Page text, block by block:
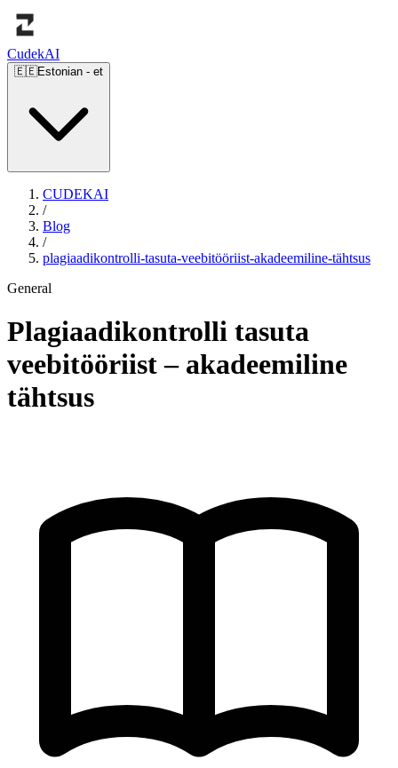
CudekAI
🇪🇪Estonian - et
CUDEKAI
/
Blog
/
plagiaadikontrolli-tasuta-veebitööriist-akadeemiline-tähtsus
General
Plagiaadikontrolli tasuta
veebitööriist – akadeemiline
tähtsus